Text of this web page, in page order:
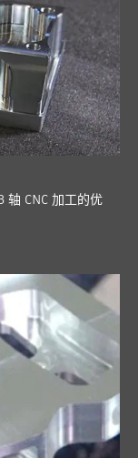
轴 CNC 加工的优